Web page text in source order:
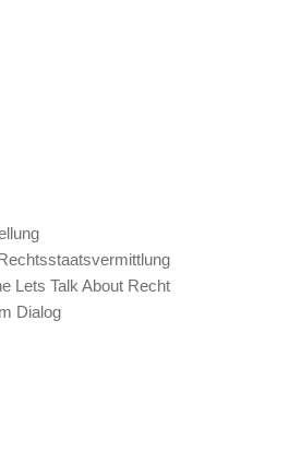
Lets Talk About Recht
Dialog